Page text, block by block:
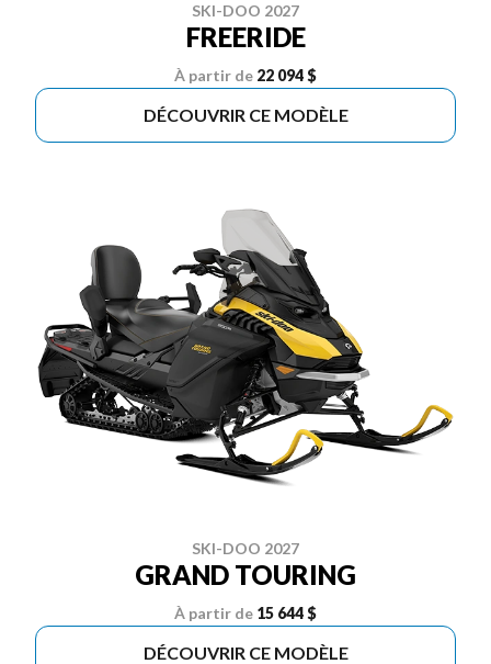
SKI-DOO 2027
FREERIDE
À partir de 22 094 $
DÉCOUVRIR CE MODÈLE
SKI-DOO 2027
GRAND TOURING
À partir de 15 644 $
DÉCOUVRIR CE MODÈLE